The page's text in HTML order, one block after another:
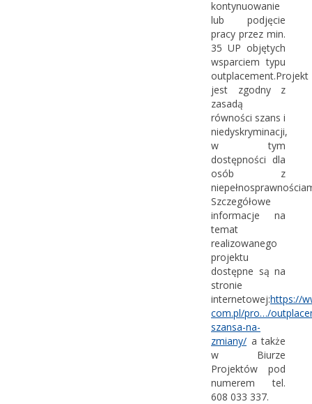
kontynuowanie
lub podjęcie
pracy przez min.
35 UP objętych
wsparciem typu
outplacement.Projekt
jest zgodny z
zasadą
równości szans i
niedyskryminacji,
w tym
dostępności dla
osób z
Szczegółowe
informacje na
temat
realizowanego
projektu
dostępne są na
stronie
internetowej:https://
com.pl/pro…/
szansa-na-
zmiany/ a także
w Biurze
Projektów pod
numerem tel.
608 033 337.